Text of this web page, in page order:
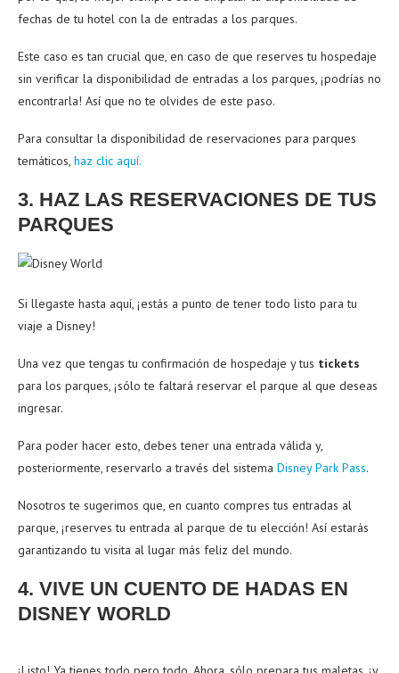
fechas de tu hotel con la de entradas a los parques.
Este caso es tan crucial que, en caso de que reserves tu hospedaje
sin verificar la disponibilidad de entradas a los parques, ¡podrías no
encontrarla! Así que no te olvides de este paso.
Para consultar la disponibilidad de reservaciones para parques
temáticos, haz clic aquí.
3. HAZ LAS RESERVACIONES DE TUS
PARQUES
Si llegaste hasta aquí, ¡estás a punto de tener todo listo para tu
viaje a Disney!
Una vez que tengas tu confirmación de hospedaje y tus tickets
para los parques, ¡sólo te faltará reservar el parque al que deseas
ingresar.
Para poder hacer esto, debes tener una entrada válida y,
posteriormente, reservarlo a través del sistema Disney Park Pass.
Nosotros te sugerimos que, en cuanto compres tus entradas al
parque, ¡reserves tu entrada al parque de tu elección! Así estarás
garantizando tu visita al lugar más feliz del mundo.
4. VIVE UN CUENTO DE HADAS EN
DISNEY WORLD